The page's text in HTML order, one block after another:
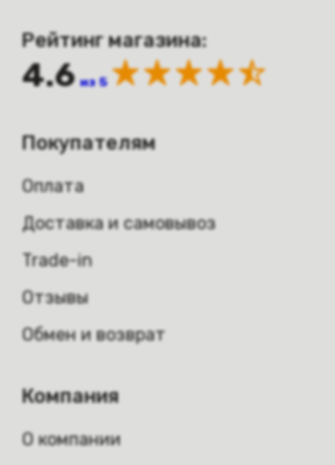
Рейтинг магазина:
4.6 из 5
Покупателям
Оплата
Доставка и самовывоз
Trade-in
Отзывы
Обмен и возврат
Компания
О компании